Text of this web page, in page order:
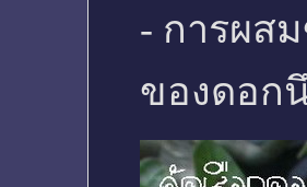
- การผส
ของดอก